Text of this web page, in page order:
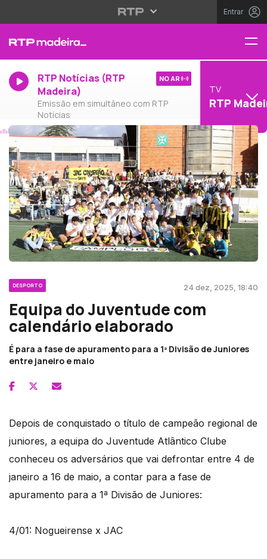
Entrar
RTP Notícias (RTP
Madeira)
Emissão em simultâneo com RTP
Notícias
NO AR
TV
RTP
DESPORTO 24 dez, 2025, 18:40
Equipa do Juventude com
calendário elaborado
É para a fase de apuramento para a 1ª Divisão de Juniores
entre janeiro e maio
Depois de conquistado o título de campeão regional de
juniores, a equipa do Juventude Atlântico Clube
conheceu os adversários que vai defrontar entre 4 de
janeiro a 16 de maio, a contar para a fase de
apuramento para a 1ª Divisão de Juniores:
4/01: Nogueirense x JAC